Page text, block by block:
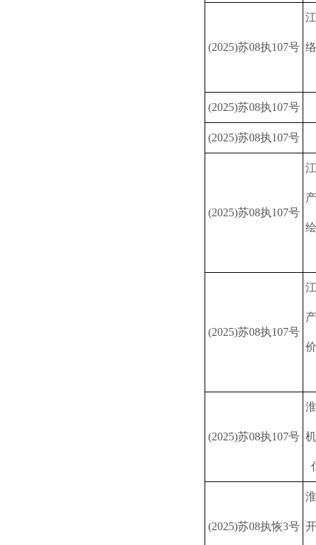
(2025)苏08执107号
(2025)苏08执107号
(2025)苏08执107号
(2025)苏08执107号
(2025)苏08执107号
(2025)苏08执107号
(2025)苏08执恢3号